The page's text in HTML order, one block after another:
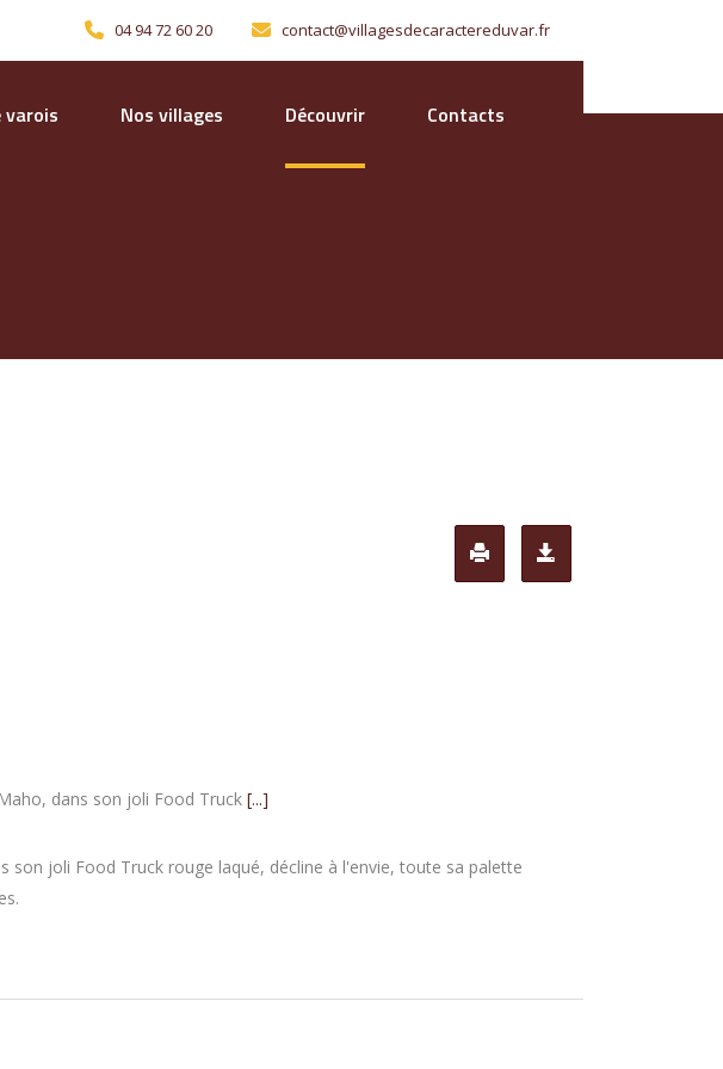
04 94 72 60 20 contact@villagesdecaractereduvar.fr
varois Nos villages Découvrir Contacts
dans son joli Food Truck [...]
son joli Food Truck rouge laqué, décline à l'envie, toute sa palette